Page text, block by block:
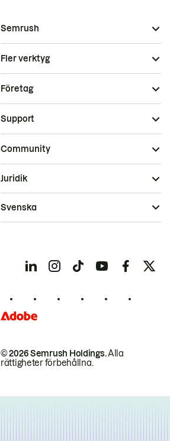
Semrush
Fler verktyg
Företag
Support
Community
© 2026 Semrush Holdings.Alla
rättigheter förbehållna.
Juridik
Svenska